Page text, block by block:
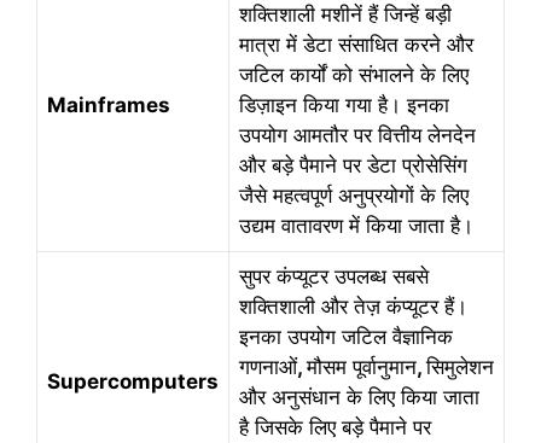
Mainframes
शक्तिशाली मशीनें हैं जिन्हें बड़ी
मात्रा में डेटा संसाधित करने और
जटिल कार्यों को संभालने के लिए
डिज़ाइन किया गया है। इनका
उपयोग आमतौर पर वित्तीय लेनदेन
और बड़े पैमाने पर डेटा प्रोसेसिंग
जैसे महत्वपूर्ण अनुप्रयोगों के लिए
उद्यम वातावरण में किया जाता है।
Supercomputers
सुपर कंप्यूटर उपलब्ध सबसे
शक्तिशाली और तेज़ कंप्यूटर हैं।
इनका उपयोग जटिल वैज्ञानिक
गणनाओं,मौसम पूर्वानुमान,सिमुलेशन
और अनुसंधान के लिए किया जाता
है जिसके लिए बड़े पैमाने पर